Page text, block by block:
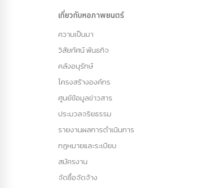
เกี่ยวกับหอภาพยนตร์
ความเป็นมา
วิสัยทัศน์ พันธกิจ
คลังอนุรักษ์
โครงสร้างองค์กร
ศูนย์ข้อมูลข่าวสาร
ประมวลจริยธรรม
รายงานผลการดำเนินการ
กฏหมายและระเบียบ
สมัครงาน
จัดซื้อจัดจ้าง